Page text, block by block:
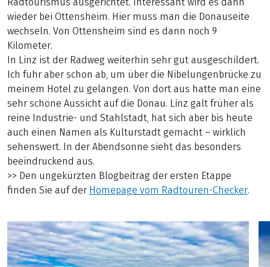
wieder bei Ottensheim. Hier muss man die Donauseite
wechseln. Von Ottensheim sind es dann noch 9
Kilometer.
In Linz ist der Radweg weiterhin sehr gut ausgeschildert.
Ich fuhr aber schon ab, um über die Nibelungenbrücke zu
meinem Hotel zu gelangen. Von dort aus hatte man eine
sehr schöne Aussicht auf die Donau. Linz galt früher als
reine Industrie- und Stahlstadt, hat sich aber bis heute
auch einen Namen als Kulturstadt gemacht – wirklich
sehenswert. In der Abendsonne sieht das besonders
beeindruckend aus.
>> Den ungekürzten Blogbeitrag der ersten Etappe
finden Sie auf der Homepage vom Radtouren-Checker.